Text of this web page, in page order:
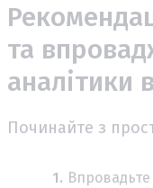
та
аналітики
Починайте з